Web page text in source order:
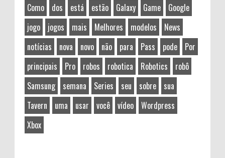
Como
dos está estão Galaxy Game
Google
jogo
jogos mais Melhores modelos
News
notícias
nova novo não para Pass pode
Por
principais
Pro robos robotica Robotics
robô
Samsung
semana Series seu sobre
sua
Tavern
uma usar você vídeo
Wordpress
Xbox